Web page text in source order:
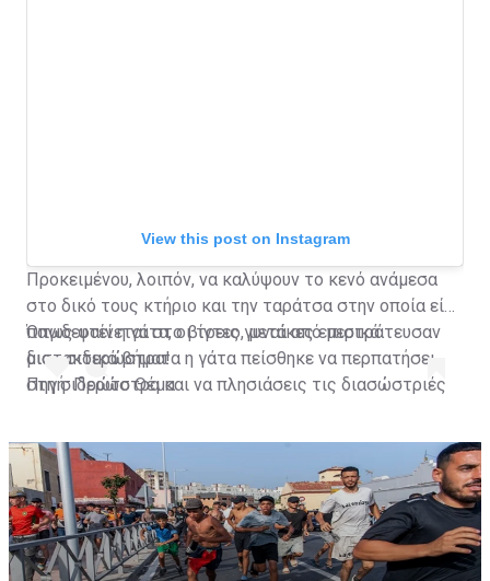
View this post on Instagram
A post shared by Habertürk TV (@haberturktv)
Προκειμένου, λοιπόν, να καλύψουν το κενό ανάμεσα
στο δικό τους κτήριο και την ταράτσα στην οποία είχε
παγιδευτεί η γάτα, οι τρεις γυναίκες επιστράτευσαν
μια... σιδερώστρα!
Όπως φαίνεται στο βίντεο, μετά από μερικά
διστακτικά βήματα η γάτα πείσθηκε να περπατήσει
στη σιδερώστρα και να πλησιάσεις τις διασώστριές
Πηγή: Πρώτο Θέμα